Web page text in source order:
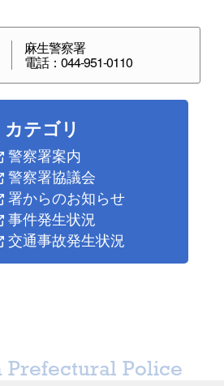
麻生警察署
電話：044-951-0110
カテゴリ
警察署案内
警察署協議会
署からのお知らせ
事件発生状況
交通事故発生状況
Prefectural Police